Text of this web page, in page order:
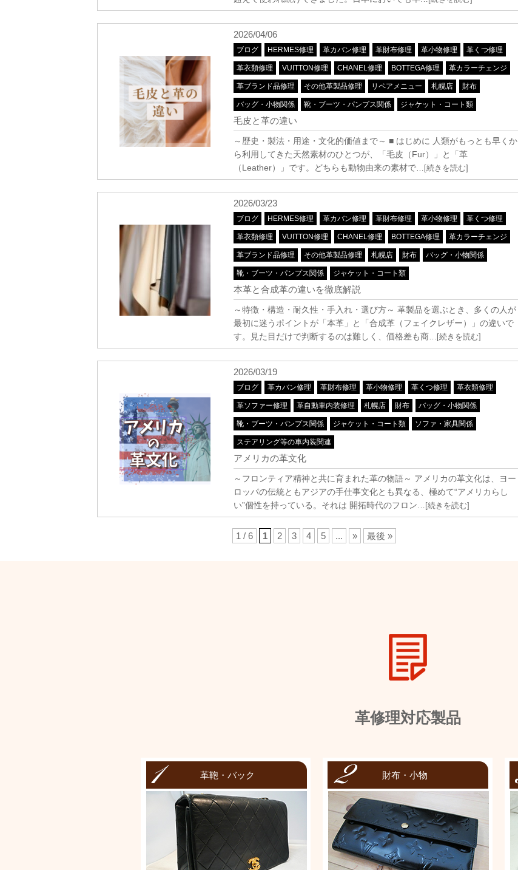
2026/04/06
ブログ HERMES修理 革カバン修理 革財布修理 革小物修理 革くつ修理
革衣類修理 VUITTON修理 CHANEL修理 BOTTEGA修理 革カラーチェンジ
革ブランド品修理 その他革製品修理 リペアメニュー 札幌店 財布
バッグ・小物関係 靴・ブーツ・パンプス関係 ジャケット・コート類
毛皮と革の違い
～歴史・製法・用途・文化的価値まで～ ■ はじめに 人類がもっとも早くか
ら利用してきた天然素材のひとつが、「毛皮（Fur）」と「革
（Leather）」です。どちらも動物由来の素材で…[続きを読む]
2026/03/23
ブログ HERMES修理 革カバン修理 革財布修理 革小物修理 革くつ修理
革衣類修理 VUITTON修理 CHANEL修理 BOTTEGA修理 革カラーチェンジ
革ブランド品修理 その他革製品修理 札幌店 財布 バッグ・小物関係
靴・ブーツ・パンプス関係 ジャケット・コート類
本革と合成革の違いを徹底解説
～特徴・構造・耐久性・手入れ・選び方～ 革製品を選ぶとき、多くの人が
最初に迷うポイントが「本革」と「合成革（フェイクレザー）」の違いで
す。見た目だけで判断するのは難しく、価格差も商…[続きを読む]
2026/03/19
ブログ 革カバン修理 革財布修理 革小物修理 革くつ修理 革衣類修理
革ソファー修理 革自動車内装修理 札幌店 財布 バッグ・小物関係
靴・ブーツ・パンプス関係 ジャケット・コート類 ソファ・家具関係
ステアリング等の車内装関連
アメリカの革文化
～フロンティア精神と共に育まれた革の物語～ アメリカの革文化は、ヨー
ロッパの伝統ともアジアの手仕事文化とも異なる、極めて“アメリカらし
い”個性を持っている。それは 開拓時代のフロン…[続きを読む]
1 / 6 1 2 3 4 5 ... » 最後 »
革修理対応製品
革鞄・バック 財布・小物